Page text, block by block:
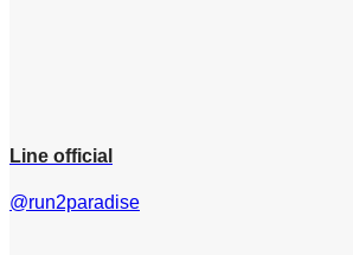
Line official
@run2paradise